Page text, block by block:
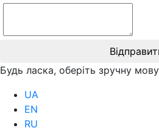
Будь ласка, оберіть зручну
UA
EN
RU